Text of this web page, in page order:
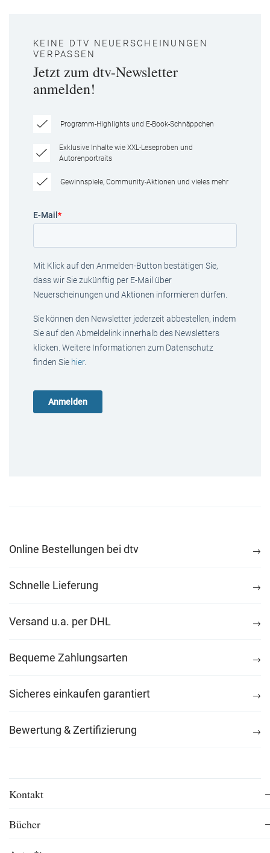
KEINE DTV NEUERSCHEINUNGEN
VERPASSEN
Jetzt zum dtv-Newsletter
anmelden!
Programm-Highlights und E-Book-Schnäppchen
Exklusive Inhalte wie XXL-Leseproben und
Autorenportraits
Gewinnspiele, Community-Aktionen und vieles mehr
E-Mail *
Mit Klick auf den Anmelden-Button bestätigen Sie,
dass wir Sie zukünftig per E-Mail über
Neuerscheinungen und Aktionen informieren dürfen.
Sie können den Newsletter jederzeit abbestellen, indem
Sie auf den Abmeldelink innerhalb des Newsletters
klicken. Weitere Informationen zum Datenschutz
finden Sie hier.
Online Bestellungen bei dtv
Schnelle Lieferung
Versand u.a. per DHL
Bequeme Zahlungsarten
Sicheres einkaufen garantiert
Bewertung & Zertifizierung
Kontakt
Bücher